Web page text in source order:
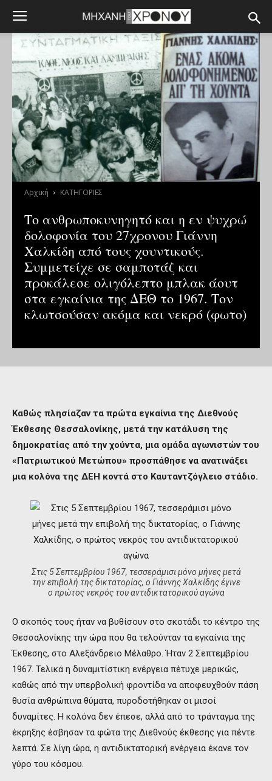
Αρχική ΚΑΤΗΓΟΡΙΕΣ
Το ανθρωποκυνηγητό και η εν ψυχρώ
δολοφονία του 27χρονου Γιάννη
Χαλκίδη από τους χουντικούς.
Συμμετείχε σε σαμποτάζ και
προκάλεσε ολιγόλεπτο μπλακ άουτ
στα εγκαίνια της ΔΕΘ το 1967. Τον
κλωτσούσαν ακόμα και νεκρό (φωτο)
Καθώς πλησίαζαν τα πρώτα εγκαίνια της Διεθνούς
Έκθεσης Θεσσαλονίκης, μετά την κατάλυση της
δημοκρατίας από την χούντα, μια ομάδα αγωνιστών του
«Πατριωτικού Μετώπου» προσπάθησε να ανατινάξει
μια κολόνα της ΔΕΗ κοντά στο Καυταντζόγλειο στάδιο.
Στις 5 Σεπτεμβρίου 1967, τεσσεράμισι μόνο μήνες μετά
την επιβολή της δικτατορίας, ο Γιάννης Χαλκίδης έγινε
ο πρώτος νεκρός του αντιδικτατορικού αγώνα
Ο σκοπός τους ήταν να βυθίσουν στο σκοτάδι το κέντρο της
Θεσσαλονίκης την ώρα που θα τελούνταν τα εγκαίνια της
Έκθεσης, στο Αλεξάνδρειο Μέλαθρο. Ήταν 2 Σεπτεμβρίου
1967. Τελικά η δυναμιτίστικη ενέργεια πέτυχε μερικώς,
καθώς από την υπερβολική φροντίδα να αποφευχθούν πάση
θυσία ανθρώπινα θύματα, πυροδοτήθηκαν οι μισοί
δυναμίτες. Η κολόνα δεν έπεσε, αλλά από το τράνταγμα της
έκρηξης έσβησαν τα φώτα της Διεθνούς έκθεσης για πέντε
λεπτά. Σε λίγη ώρα, η αντιδικτατορική ενέργεια έκανε τον
γύρο του κόσμου.